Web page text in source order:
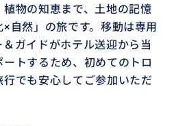
物の知恵まで、土地の記憶
自然」の旅です。移動は専用
ガイドがホテル送迎から当
トするため、初めてのトロ
でも安心してご参加いただ